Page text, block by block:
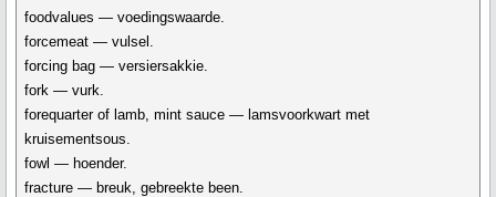
foodvalues — voedingswaarde.
forcemeat — vulsel.
forcing bag — versiersakkie.
fork — vurk.
forequarter of lamb, mint sauce — lamsvoorkwart met
kruisementsous.
fowl — hoender.
fracture — breuk, gebreekte been.